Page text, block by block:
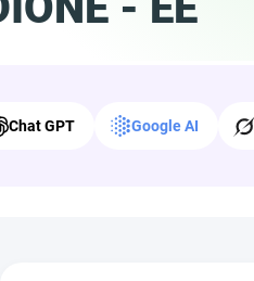
Chat GPT Google AI